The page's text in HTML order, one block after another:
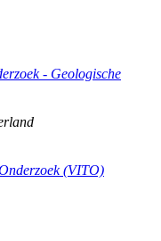
- Geologische
(VITO)